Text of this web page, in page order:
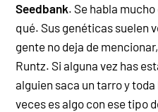
Seedbank. Se habla
qué. Sus genéticas suelen
gente no deja de
Runtz. Si alguna vez has
alguien saca un tarro y
veces es algo con ese tipo